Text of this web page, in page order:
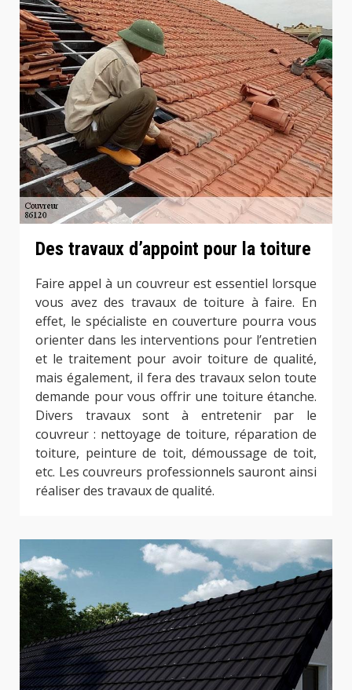
Des travaux d’appoint pour la toiture
Faire appel à un couvreur est essentiel lorsque
vous avez des travaux de toiture à faire. En
effet, le spécialiste en couverture pourra vous
orienter dans les interventions pour l’entretien
et le traitement pour avoir toiture de qualité,
mais également, il fera des travaux selon toute
demande pour vous offrir une toiture étanche.
Divers travaux sont à entretenir par le
couvreur : nettoyage de toiture, réparation de
toiture, peinture de toit, démoussage de toit,
etc. Les couvreurs professionnels sauront ainsi
réaliser des travaux de qualité.